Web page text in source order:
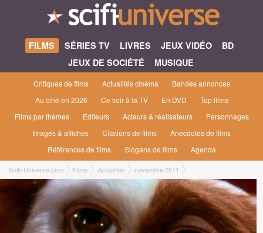
FILMS SÉRIES TV LIVRES JEUX VIDÉO
BD
JEUX DE SOCIÉTÉ
MUSIQUE
Critiques de films Actualités cinéma
Bandes annonces
Au ciné en 2026
Ce soir à la TV En DVD
Top films
Films par thèmes
Editeurs Acteurs & réalisateurs
Personnages
Images & affiches
Citations de films
Anecdotes de films
Références de films
Slogans de films Agenda
Scifi-Universe.com Films Actualités
novembre 2011
Samedi 19 novembre journée Joe Dante